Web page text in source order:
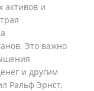
активов и
Это важно
и другим
Ральф Эрнст,